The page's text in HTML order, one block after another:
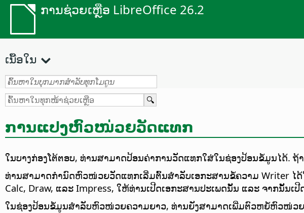
ການຊ່ວຍເຫຼືອ LibreOffice 26.2
ເນື້ອໃນ
ການແປງຫົວໜ່ວຍວັດແທກ
ໃນບາງກ່ອງໂຕ້ຕອບ, ທ່ານສາມາດປ້ອນຄ່າການວັດແທກໃສ່ໃນຊ່ອງປ້ອນຂໍ້ມູນໄດ້.
ທ່ານສາມາດກຳນົດຫົວໜ່ວຍວັດແທກເລີ່ມຕົ້ນສຳລັບເອກະສານຂໍ້ຄວາມ Writer ໄດ້
Calc, Draw, ແລະ Impress, ໃຫ້ທ່ານເປີດເອກະສານປະເພດນັ້ນ ແລະ ຈາກນັ້ນເ
ໃນຊ່ອງປ້ອນຂໍ້ມູນສຳລັບຫົວໜ່ວຍຄວາມຍາວ, ທ່ານຍັງສາມາດເພີ່ມຕົວຫຍໍ້ຫົວໜ່ວ